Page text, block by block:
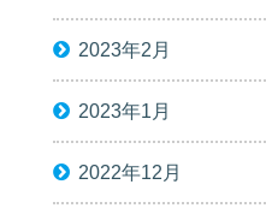
2023年2月
2023年1月
2022年12月